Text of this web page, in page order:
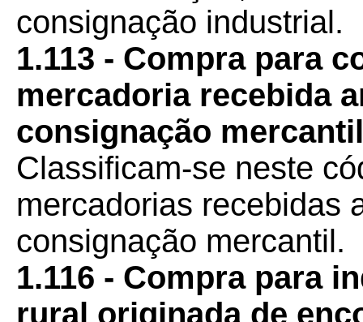
consignação industrial.
1.113 - Compra para
mercadoria recebida
consignação
Classificam-se neste
mercadorias recebidas
consignação mercantil.
1.116 - Compra para
rural originada de